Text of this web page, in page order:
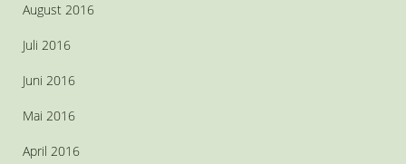
August 2016
Juli 2016
Juni 2016
Mai 2016
April 2016